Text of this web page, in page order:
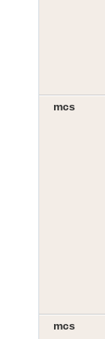
mcs
mcs